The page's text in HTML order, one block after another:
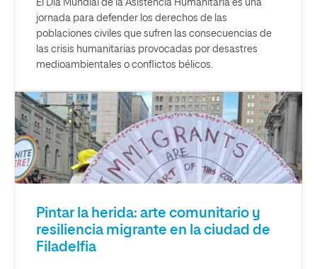
El Día Mundial de la Asistencia Humanitaria es una
jornada para defender los derechos de las
poblaciones civiles que sufren las consecuencias de
las crisis humanitarias provocadas por desastres
medioambientales o conflictos bélicos.
Pintar la herida: arte comunitario y
resiliencia migrante en la ciudad de
Filadelfia